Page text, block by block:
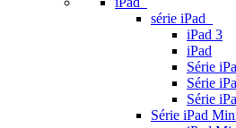
série iPad
iPad 3
iPad
Série
Série
Série
Série iPad